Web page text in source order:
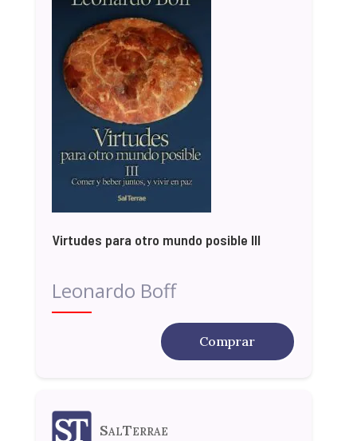
Virtudes para otro mundo posible III
Leonardo Boff
Comprar
SalTerrae